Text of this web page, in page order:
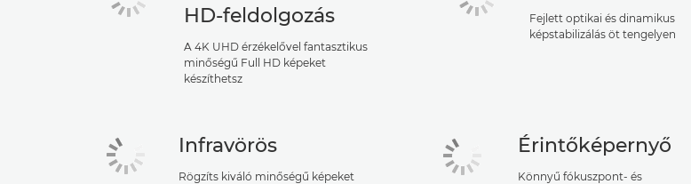
HD-feldolgozás
A 4K UHD érzékelővel fantasztikus
minőségű Full HD képeket
készíthetsz
Fejlett optikai és dinamikus
képstabilizálás öt tengelyen
Infravörös
Rögzíts kiváló minőségű képeket
Érintőképernyő
Könnyű fókuszpont- és